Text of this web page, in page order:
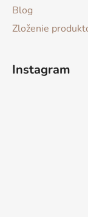
Blog
Zloženie
Instagram